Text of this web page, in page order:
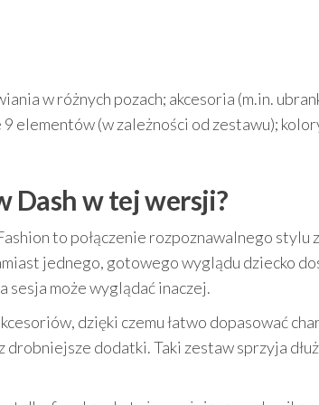
w różnych pozach; akcesoria (m.in.
9 elementów (w zależności od zestawu);
Dash w tej wersji?
to połączenie rozpoznawalnego
jednego, gotowego wyglądu dziecko
sesja może wyglądać inaczej.
dzięki czemu łatwo dopasować
dodatki. Taki zestaw sprzyja